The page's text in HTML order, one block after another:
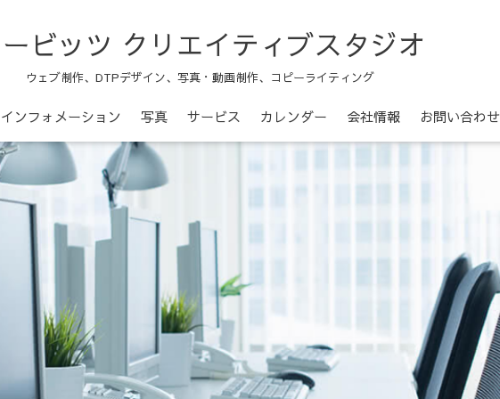
ビッツ クリエイティブスタジオ
ウェブ制作、DTPデザイン、写真・動画制作、コピーライティング
インフォメーション 写真 サービス カレンダー 会社情報 お問い合わせ